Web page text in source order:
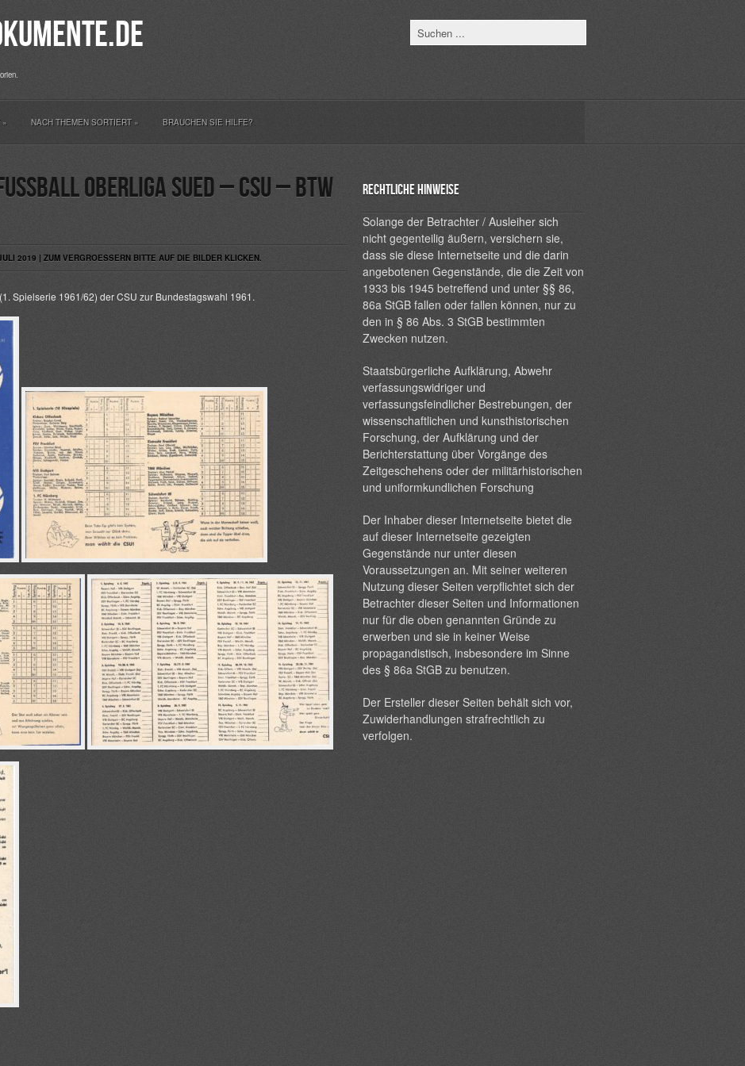
» NACH THEMEN SORTIERT» BRAUCHEN SIE HILFE?
Oberliga Sued – CSU – BTW
2019 | ZUM VERGROESSERN BITTE AUF DIE BILDER KLICKEN.
Spielserie 1961/62) der CSU zur Bundestagswahl 1961.
Rechtliche Hinweise
Solange der Betrachter / Ausleiher sich
nicht gegenteilig äußern, versichern sie,
dass sie diese Internetseite und die darin
angebotenen Gegenstände, die die Zeit von
1933 bis 1945 betreffend und unter §§ 86,
86a StGB fallen oder fallen können, nur zu
den in § 86 Abs. 3 StGB bestimmten
Zwecken nutzen.
Staatsbürgerliche Aufklärung, Abwehr
verfassungswidriger und
verfassungsfeindlicher Bestrebungen, der
wissenschaftlichen und kunsthistorischen
Forschung, der Aufklärung und der
Berichterstattung über Vorgänge des
Zeitgeschehens oder der militärhistorischen
und uniformkundlichen Forschung
Der Inhaber dieser Internetseite bietet die
auf dieser Internetseite gezeigten
Gegenstände nur unter diesen
Voraussetzungen an. Mit seiner weiteren
Nutzung dieser Seiten verpflichtet sich der
Betrachter dieser Seiten und Informationen
nur für die oben genannten Gründe zu
erwerben und sie in keiner Weise
propagandistisch, insbesondere im Sinne
des § 86a StGB zu benutzen.
Der Ersteller dieser Seiten behält sich vor,
Zuwiderhandlungen strafrechtlich zu
verfolgen.